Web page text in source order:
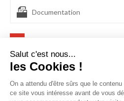
Documentation
pour cette
garage
STARDRAINE®
Salut c'est nous...
les Cookies !
On a attendu d'être sûrs que le contenu
ce site vous intéresse avant de vous